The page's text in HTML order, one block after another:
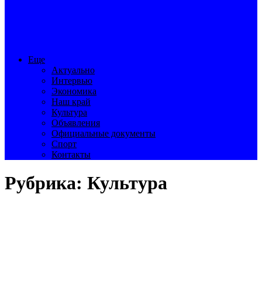
Еще
Актуально
Интервью
Экономика
Наш край
Культура
Объявления
Официальные документы
Спорт
Контакты
Рубрика: Культура